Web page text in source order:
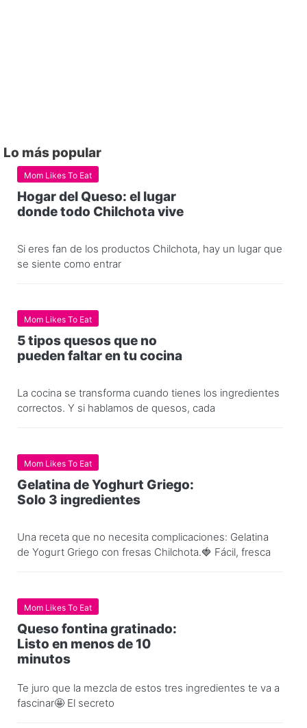
Lo más popular
Mom Likes To Eat
Hogar del Queso: el lugar
donde todo Chilchota vive
Si eres fan de los productos Chilchota, hay un lugar que
se siente como entrar
Mom Likes To Eat
5 tipos quesos que no
pueden faltar en tu cocina
La cocina se transforma cuando tienes los ingredientes
correctos. Y si hablamos de quesos, cada
Mom Likes To Eat
Gelatina de Yoghurt Griego:
Solo 3 ingredientes
Una receta que no necesita complicaciones: Gelatina
de Yogurt Griego con fresas Chilchota.🍓 Fácil, fresca
Mom Likes To Eat
Queso fontina gratinado:
Listo en menos de 10
minutos
Te juro que la mezcla de estos tres ingredientes te va a
fascinar🤩 El secreto